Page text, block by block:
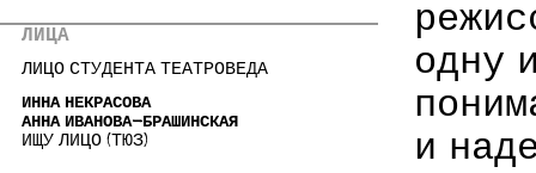
одну
и
ЛИЦА
ЛИЦО СТУДЕНТА ТЕАТРОВЕДА
ИННА НЕКРАСОВА
АННА ИВАНОВА-БРАШИНСКАЯ
ИЩУ ЛИЦО (ТЮЗ)